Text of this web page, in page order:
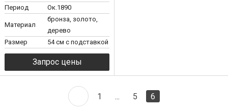
Период Ок.1890
Материал
бронза, золото,
дерево
Размер
54 см с подставкой
1 ... 5 6